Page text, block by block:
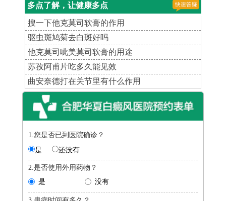
多点了解，让健康多点
搜一下他克莫司软膏的作用
驱虫斑鸠菊去白斑好吗
他克莫司呲美莫司软膏的用途
苏孜阿甫片吃多久能见效
曲安奈德打在关节里有什么作用
1.您是否已到医院确诊？
是
还没有
2.是否使用外用药物？
是
没有